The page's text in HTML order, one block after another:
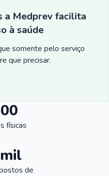
a Medprev facilita
à saúde
somente pelo serviço
que precisar.
físicas
de